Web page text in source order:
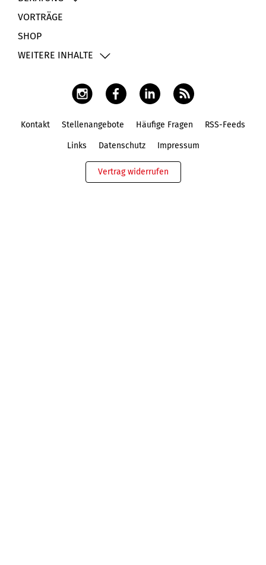
VORTRÄGE
SHOP
WEITERE INHALTE
Kontakt Stellenangebote Häufige Fragen RSS-Feeds
Links Datenschutz Impressum
Vertrag widerrufen